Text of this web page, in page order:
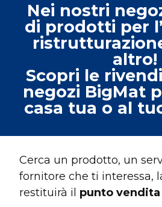
Nei nostri
di prodotti per
altro!
Scopri le
negozi BigMat
casa tua o al
Cerca un prodotto, un
fornitore che ti interessa,
restituirà il punto